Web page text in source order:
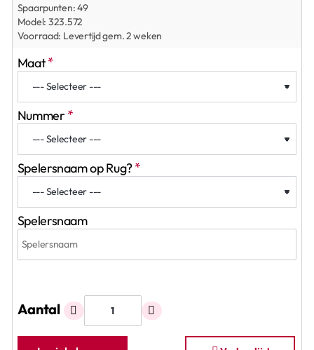
Spaarpunten:49
Model: 323.572
Voorraad: Levertijd gem. 2 weken
Maat
Nummer
Spelersnaam op Rug?
Spelersnaam
Aantal